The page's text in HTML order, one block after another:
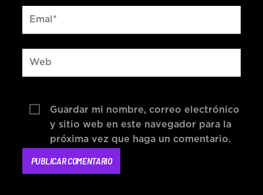
Guardar mi nombre, correo electrónico
y sitio web en este navegador para la
próxima vez que haga un comentario.